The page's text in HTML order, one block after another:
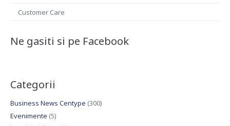
Customer Care
Ne gasiti si pe Facebook
Categorii
Business News Centype (300)
Evenimente (5)